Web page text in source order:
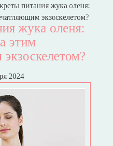
питания жука оленя:
экзоскелетом?
жука оленя:
этим
2024